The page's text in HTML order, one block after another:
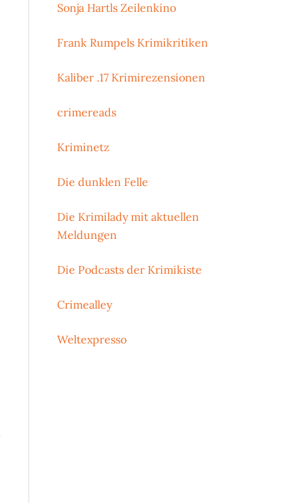
Sonja Hartls Zeilenkino
Frank Rumpels Krimikritiken
Kaliber .17 Krimirezensionen
crimereads
Kriminetz
Die dunklen Felle
Die Krimilady mit aktuellen
Meldungen
Die Podcasts der Krimikiste
Crimealley
Weltexpresso